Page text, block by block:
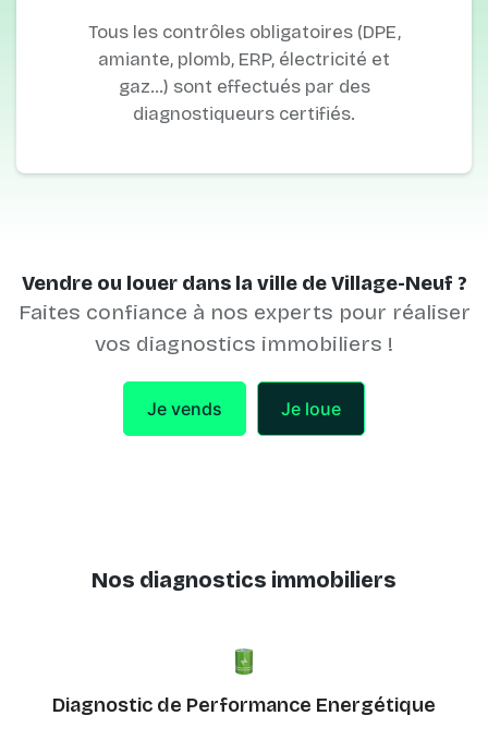
Tous les contrôles obligatoires (DPE,
amiante, plomb, ERP, électricité et
gaz…) sont effectués par des
diagnostiqueurs certifiés.
Vendre ou louer dans la ville de Village-Neuf ?
Faites confiance à nos experts pour réaliser
vos diagnostics immobiliers !
Je vends Je loue
Nos diagnostics immobiliers
Diagnostic de Performance Energétique